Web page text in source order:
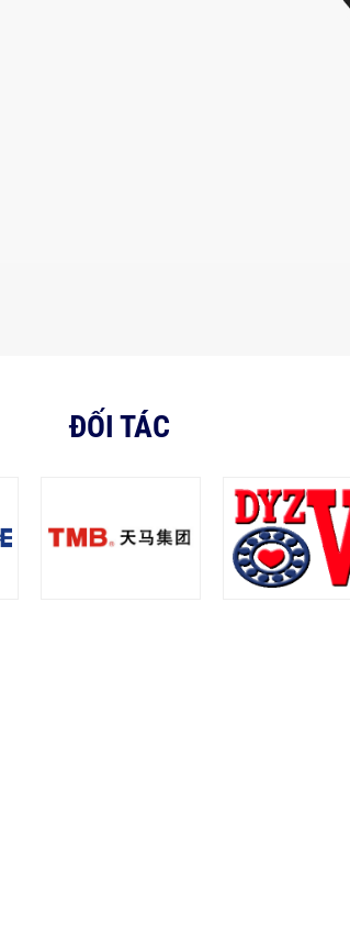
ĐỐI TÁC